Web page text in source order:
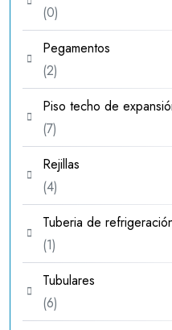
00
productos
Pegamentos
22
productos
Piso techo de
77
productos
Rejillas
44
productos
Tuberia de
11
producto
Tubulares
66
productos